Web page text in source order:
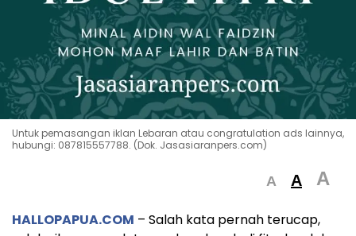
Untuk pemasangan iklan Lebaran atau congratulation ads lainnya,
hubungi: 087815557788. (Dok. Jasasiaranpers.com)
A A A
HALLOPAPUA.COM – Salah kata pernah terucap,